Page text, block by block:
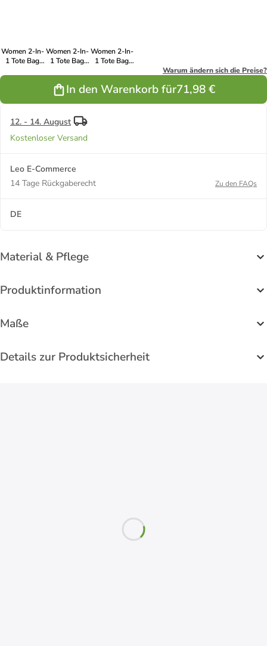
Women 2-In-
1 Tote Bag
Women 2-In-
1 Tote Bag
Women 2-In-
1 Tote Bag
Warum ändern sich die Preise?
In den Warenkorb für71,98 €
12. - 14. August
Kostenloser Versand
Leo E-Commerce
14 Tage Rückgaberecht
Zu den FAQs
DE
Material & Pflege
Produktinformation
Maße
Details zur Produktsicherheit